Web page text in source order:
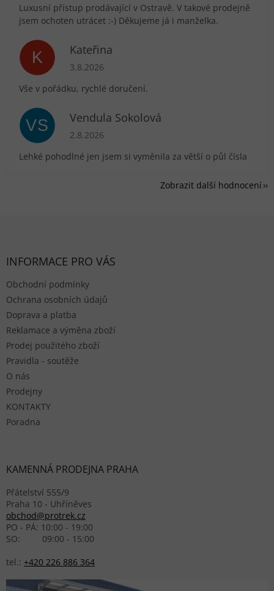
Luxusní přístup prodávající v Ostravě. V takové prodejně
jsem ochoten utrácet :-) Děkujeme já i manželka.
K Kateřina
Hodnocení obchodu je 5 z 5 hvězdiček.
3.8.2026
Vše v pořádku, rychlé doručení.
VS Vendula Sokolová
Hodnocení obchodu je 5 z 5 hvězdiček.
2.8.2026
Lehké pohodlné jen jsem si vyměnila za větší o půl čísla
Zobrazit další hodnocení
INFORMACE PRO VÁS
Obchodní podmínky
Ochrana osobních údajů
Doprava a platba
Reklamace a výměna zboží
Prodej použitého zboží
Pravidla - soutěže
O nás
Prodejny
KONTAKTY
Poradna
KAMENNÁ PRODEJNA PRAHA
Přátelství 555/9
Praha 10 - Uhříněves
obchod@protrek.cz
PO - PÁ: 10:00 - 19:00
SO: 09:00 - 15:00
tel.: +420 226 886 364